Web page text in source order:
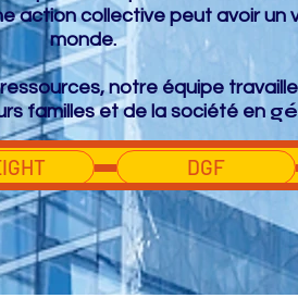
action collective peut avoir un
monde.
notre équipe
familles et de la société en
DGF